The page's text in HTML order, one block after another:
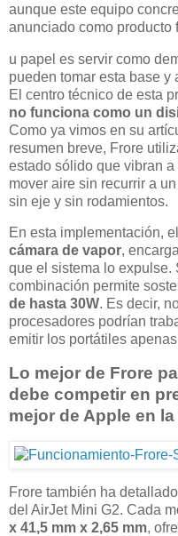
aunque este equipo
anunciado como producto
u papel es servir como
pueden tomar esta base y
El centro técnico de esta
no funciona como un
Como ya vimos en su
resumen breve, Frore
estado sólido que vibran
mover aire sin recurrir a
sin eje y sin rodamientos.
En esta implementación,
cámara de vapor,
que el sistema lo expulse.
combinación permite
de hasta 30W. Es decir,
procesadores podrían
emitir los portátiles
Lo mejor de Frore
debe competir en
mejor de Apple en
Frore también ha
del AirJet Mini G2. Cada
x 41,5 mm x 2,65 mm,